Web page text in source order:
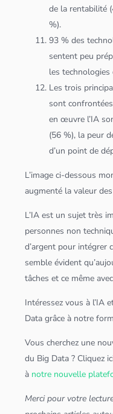
de la rentabilité
%).
93 % des
sentent peu
les
Les trois
sont
en œuvre l’IA
(56 %), la peur
d’un point de
L’image ci-dessous
augmenté la valeur
L’IA est un sujet très
personnes non
d’argent pour intégrer
semble évident
tâches et ce même
Intéressez vous à l’IA
Data grâce à notre
Vous cherchez une
du Big Data ? Cliquez
à notre nouvelle
Merci pour votre